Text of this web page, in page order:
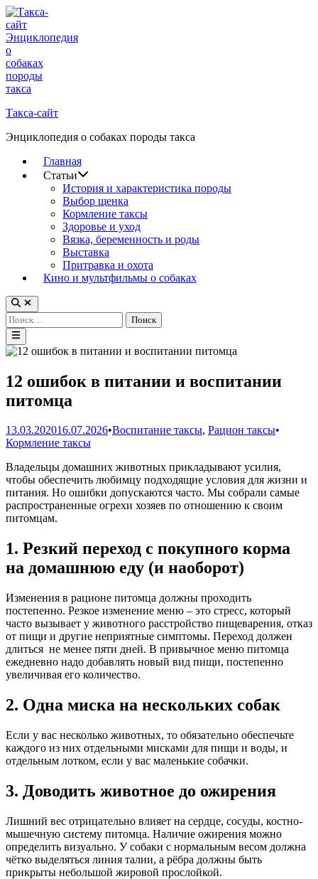
Перейти
к
содержимому
Такса-сайт
Энциклопедия о собаках породы такса
Главная
Статьи
История и характеристика породы
Выбор щенка
Кормление таксы
Здоровье и уход
Вязка, беременность и роды
Выставка
Притравка и охота
Кино и мультфильмы о собаках
Открыть
поиск
Найти:
Главное
меню
12 ошибок в питании и воспитании
питомца
13.03.202016.07.2026•Воспитание таксы, Рацион таксы•
Кормление таксы
Владельцы домашних животных прикладывают усилия,
чтобы обеспечить любимцу подходящие условия для жизни и
питания. Но ошибки допускаются часто. Мы собрали самые
распространенные огрехи хозяев по отношению к своим
питомцам.
1. Резкий переход с покупного корма
на домашнюю еду (и наоборот)
Изменения в рационе питомца должны проходить
постепенно. Резкое изменение меню – это стресс, который
часто вызывает у животного расстройство пищеварения, отказ
от пищи и другие неприятные симптомы. Переход должен
длиться не менее пяти дней. В привычное меню питомца
ежедневно надо добавлять новый вид пищи, постепенно
увеличивая его количество.
2. Одна миска на нескольких собак
Если у вас несколько животных, то обязательно обеспечьте
каждого из них отдельными мисками для пищи и воды, и
отдельным лотком, если у вас маленькие собачки.
3. Доводить животное до ожирения
Лишний вес отрицательно влияет на сердце, сосуды, костно-
мышечную систему питомца. Наличие ожирения можно
определить визуально. У собаки с нормальным весом должна
чётко выделяться линия талии, а рёбра должны быть
прикрыты небольшой жировой прослойкой.